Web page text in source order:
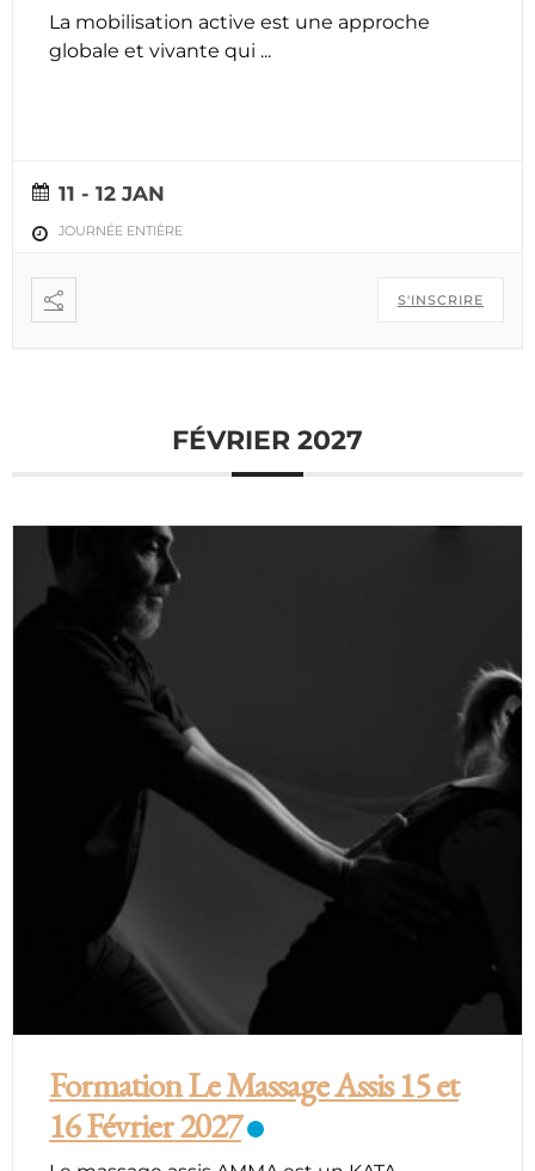
La mobilisation active est une approche
globale et vivante qui ...
11 - 12 JAN
JOURNÉE ENTIÈRE
S'INSCRIRE
FÉVRIER 2027
Formation Le Massage Assis 15 et
16 Février 2027